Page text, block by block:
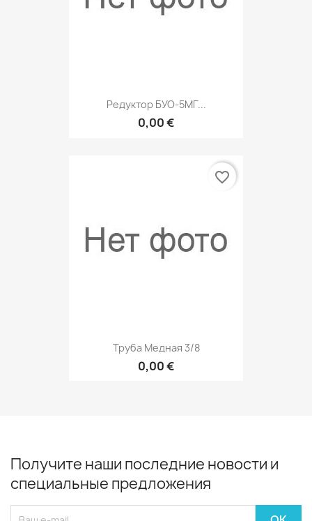
Редуктор БУО-5МГ...
0,00 €
Труба Медная 3/8
0,00 €
favorite_border
Получите наши последние новости и
специальные предложения